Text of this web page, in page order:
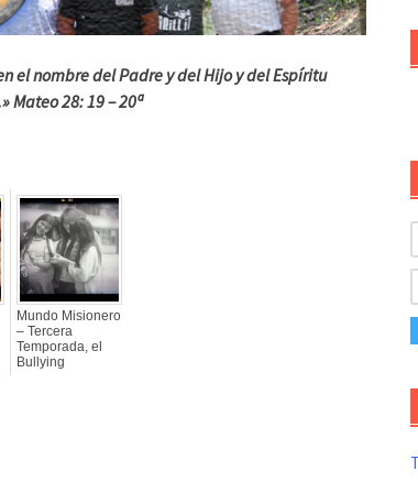
el nombre del Padre y del Hijo y del Espíritu
Mateo 28: 19 – 20ª
Mundo Misionero
– Tercera
Temporada, el
Bullying